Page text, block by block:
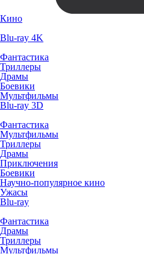
Кино
Blu-ray 4K
Фантастика
Триллеры
Драмы
Боевики
Мультфильмы
Blu-ray 3D
Фантастика
Мультфильмы
Триллеры
Драмы
Приключения
Боевики
Научно-популярное кино
Ужасы
Blu-ray
Фантастика
Драмы
Триллеры
Мультфильмы